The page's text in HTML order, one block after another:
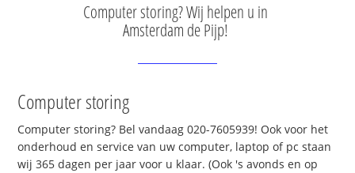
Computer storing? Wij helpen u in
Amsterdam de Pijp!
Computer storing
Computer storing? Bel vandaag 020-7605939! Ook voor het
onderhoud en service van uw computer, laptop of pc staan
wij 365 dagen per jaar voor u klaar. (Ook 's avonds en op